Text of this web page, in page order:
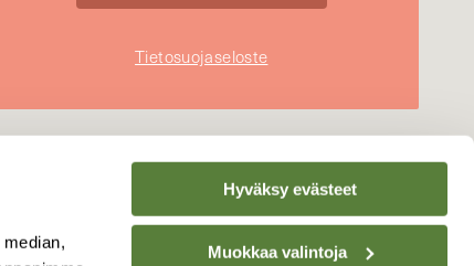
Hyväksy evästeet
Muokkaa valintoja
Tietosuojaseloste